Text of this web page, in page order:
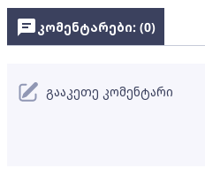
კომენტარები: (0)
გააკეთე კომენტარი